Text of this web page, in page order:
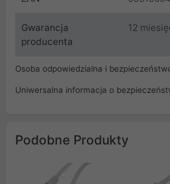
Gwarancja
producenta
12
Osoba odpowiedzialna i
Uniwersalna informacja o
Podobne Produkty